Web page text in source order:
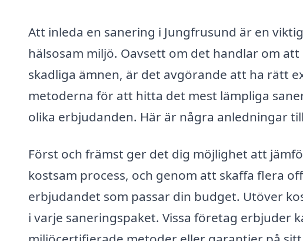
Att inleda en sanering i Jungfrusund är en
hälsosam miljö. Oavsett om det handlar om
skadliga ämnen, är det avgörande att ha rätt
metoderna för att hitta det mest lämpliga
olika erbjudanden. Här är några anledningar
Först och främst ger det dig möjlighet att
kostsam process, och genom att skaffa flera
erbjudandet som passar din budget. Utöver
i varje saneringspaket. Vissa företag erbjuder